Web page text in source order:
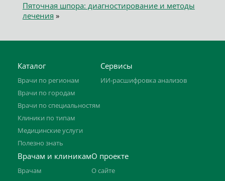
Пяточная шпора: диагностирование и методы
лечения »
Каталог
Врачи по регионам
Врачи по городам
Врачи по специальностям
Клиники по типам
Медицинские услуги
Полезно знать
Сервисы
ИИ-расшифровка анализов
Врачам и клиникам
Врачам
О проекте
О сайте